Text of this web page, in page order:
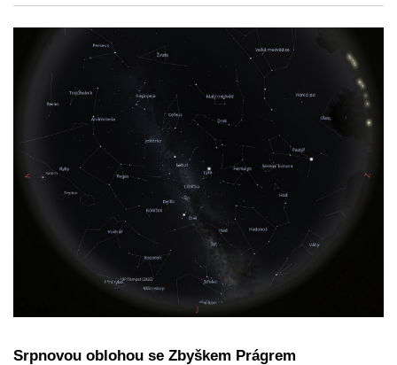
Srpnovou oblohou se Zbyškem Prágrem